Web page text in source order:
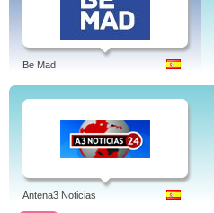
Be Mad
Antena3 Noticias